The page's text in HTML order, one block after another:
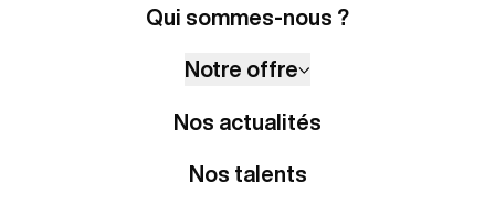
Qui sommes-nous ?
Notre offre
Nos actualités
Nos talents